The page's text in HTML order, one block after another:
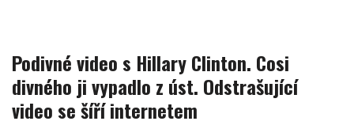
Podivné video s Hillary Clinton. Cosi
divného ji vypadlo z úst. Odstrašující
video se šíří internetem